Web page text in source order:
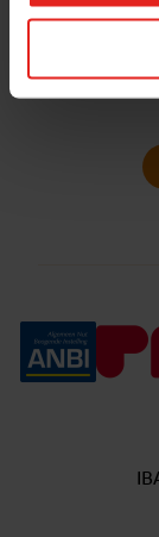
Pers en media